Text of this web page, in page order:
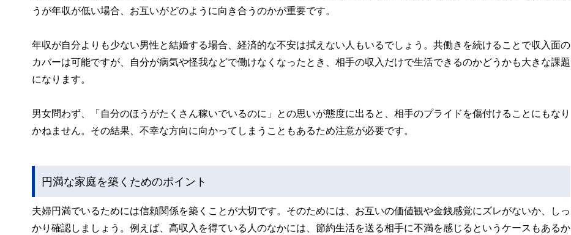
うが年収が低い場合、お互いがどのように向き合うのかが重要です。
年収が自分よりも少ない男性と結婚する場合、経済的な不安は拭えない人もいるでしょう。共働きを続けることで収入面の
カバーは可能ですが、自分が病気や怪我などで働けなくなったとき、相手の収入だけで生活できるのかどうかも大きな課題
になります。
男女問わず、「自分のほうがたくさん稼いでいるのに」との思いが態度に出ると、相手のプライドを傷付けることにもなり
かねません。その結果、不幸な方向に向かってしまうこともあるため注意が必要です。
円満な家庭を築くためのポイント
夫婦円満でいるためには信頼関係を築くことが大切です。そのためには、お互いの価値観や金銭感覚にズレがないか、しっ
かり確認しましょう。例えば、高収入を得ている人のなかには、節約生活を送る相手に不満を感じるというケースもあるか